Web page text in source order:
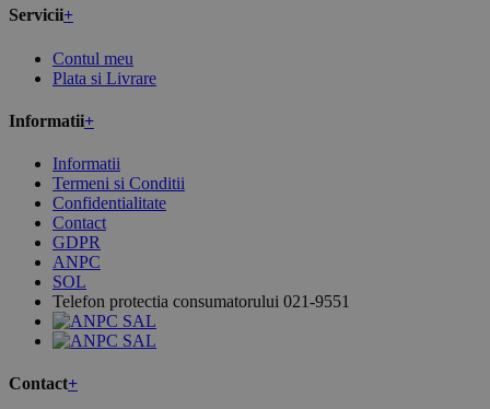
Servicii+
Contul meu
Plata si Livrare
Informatii+
Informatii
Termeni si Conditii
Confidentialitate
Contact
GDPR
ANPC
SOL
Telefon protectia consumatorului 021-9551
Contact+